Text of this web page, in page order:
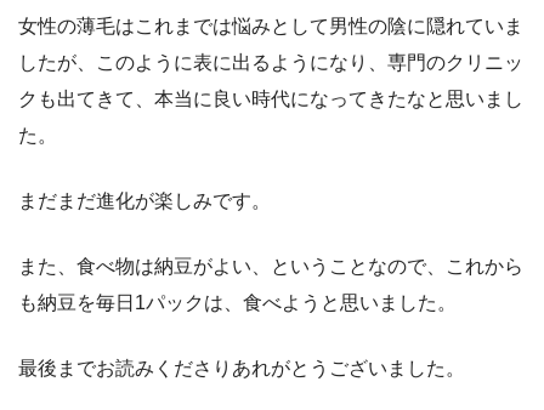
女性の薄毛はこれまでは悩みとして男性の陰に隠れていま
したが、このように表に出るようになり、専門のクリニッ
クも出てきて、本当に良い時代になってきたなと思いまし
た。
まだまだ進化が楽しみです。
また、食べ物は納豆がよい、ということなので、これから
も納豆を毎日1パックは、食べようと思いました。
最後までお読みくださりあれがとうございました。